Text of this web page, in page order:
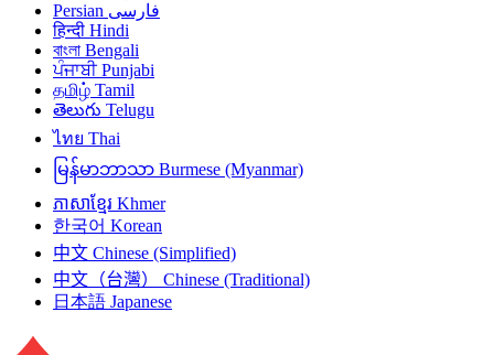
فارسی Persian
हिन्दी Hindi
বাংলা Bengali
ਪੰਜਾਬੀ Punjabi
தமிழ் Tamil
తెలుగు Telugu
ไทย Thai
မြန်မာဘာသာ Burmese (Myanmar)
ភាសាខ្មែរ Khmer
한국어 Korean
中文 Chinese (Simplified)
中文（台灣）
Chinese (Traditional)
日本語 Japanese